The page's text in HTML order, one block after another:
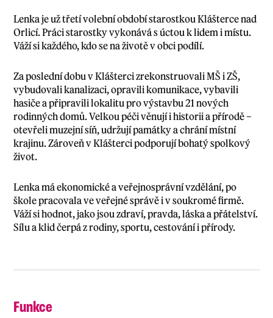
Lenka je už třetí volební období starostkou Klášterce nad
Orlicí. Práci starostky vykonává s úctou k lidem i místu.
Váží si každého, kdo se na životě v obci podílí.
Za poslední dobu v Klášterci zrekonstruovali MŠ i ZŠ,
vybudovali kanalizaci, opravili komunikace, vybavili
hasiče a připravili lokalitu pro výstavbu 21 nových
rodinných domů. Velkou péči věnují i historii a přírodě –
otevřeli muzejní síň, udržují památky a chrání místní
krajinu. Zároveň v Klášterci podporují bohatý spolkový
život.
Lenka má ekonomické a veřejnosprávní vzdělání, po
škole pracovala ve veřejné správě i v soukromé firmě.
Váží si hodnot, jako jsou zdraví, pravda, láska a přátelství.
Sílu a klid čerpá z rodiny, sportu, cestování i přírody.
Funkce